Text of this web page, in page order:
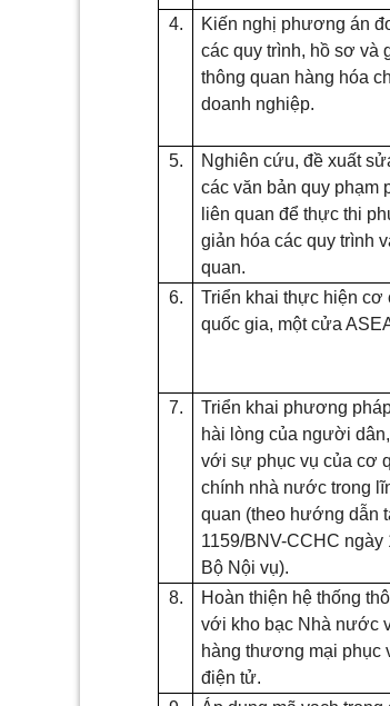
4.
Kiến nghị phương án
các quy trình, hồ sơ và
thông quan hàng hóa
doanh nghiệp.
5.
Nghiên cứu, đề xuất
các văn bản quy phạm
liên quan để thực thi
giản hóa các quy trình
quan.
6.
Triển khai thực hiện cơ
quốc gia, một cửa
7.
Triển khai phương
hài lòng của người
với sự phục vụ của cơ
chính nhà nước trong
quan (theo hướng dẫn
1159/BNV-CCHC ngày
Bộ Nội vụ).
8.
Hoàn thiện hệ thống
với kho bạc Nhà nước
hàng thương mại phục
điện tử.